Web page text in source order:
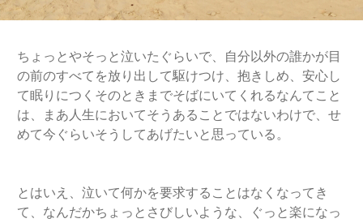
ちょっとやそっと泣いたぐらいで、自分以外の誰かが目
の前のすべてを放り出して駆けつけ、抱きしめ、安心し
て眠りにつくそのときまでそばにいてくれるなんてこと
は、まあ人生においてそうあることではないわけで、せ
めて今ぐらいそうしてあげたいと思っている。
とはいえ、泣いて何かを要求することはなくなってき
て、なんだかちょっとさびしいような、ぐっと楽になっ